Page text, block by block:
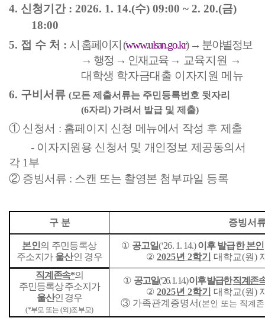
4. 신청기간 : 2026. 1. 14.(수) 09:00 ~ 2. 20.(금)
18:00
5. 접 수 처 : 시 홈페이지 (www.ulsan.go.kr) → 분야별정보
→ 행정 → 인재교육 → 교육지원 →
대학생 학자금대출 이자지원 메뉴
6. 구비서류 (모든 제출서류는 주민등록번호 뒷자리
(6자리 ) 가려서 발급 및 제출)
① 신청서 : 홈페이지 신청 메뉴에서 작성 후 제출
- 이자지원용 신청서 및 개인정보 제공동의서
각 1 부
② 증빙서류 : 스캔 또는 촬영본 첨부파일 등록
구 분 증빙서
본인의 주민등록상
주소지가 울산인 경우
① 공고일(‘26. 1. 14.) 이후 발급한본인
② 2025년 2학기 대학교(원)
직계존속*의
주민등록상 주소지가
울산인 경우
(*부모 또는(외 )조부모)
① 공고일(‘26. 1. 14.)이후 발급한직계존
② 2025년 2학기 대학교(원)
③ 가족관계증명서 (본인 또는 직계